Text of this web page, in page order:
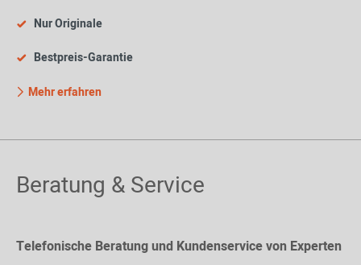
Nur Originale
Bestpreis-Garantie
Mehr erfahren
Beratung & Service
Telefonische Beratung und Kundenservice von Experten